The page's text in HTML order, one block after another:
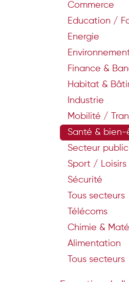
Commerce
Education /
Energie
Finance &
Habitat &
Industrie
Mobilité /
Santé & bien-
Secteur public
Sport /
Sécurité
Tous secteurs
Télécoms
Chimie &
Alimentation
Tous secteurs